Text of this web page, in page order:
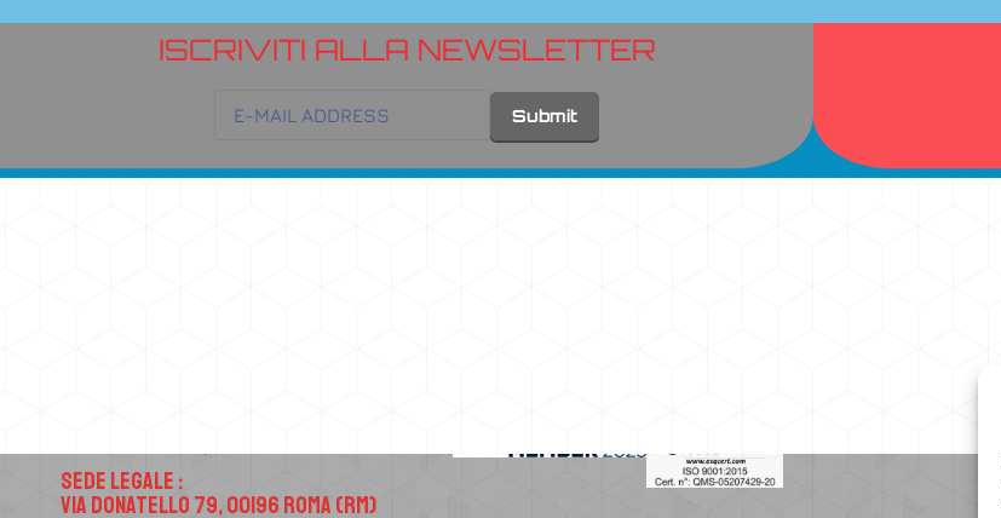
ISCRIVITI ALLA NEWSLETTER
Sede Legale :
Via Donatello 79, 00196 Roma (RM)